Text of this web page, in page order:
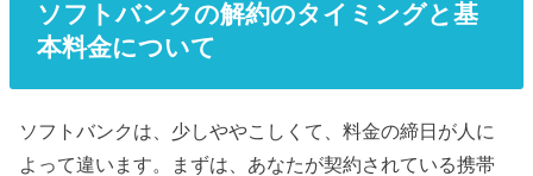
ソフトバンクの解約のタイミングと基
本料金について
ソフトバンクは、少しややこしくて、料金の締日が人に
よって違います。まずは、あなたが契約されている携帯